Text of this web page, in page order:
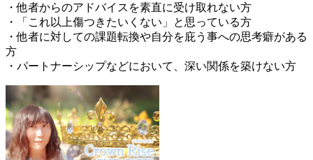
・他者からのアドバイスを素直に受け取れない方
・「これ以上傷つきたいくない」と思っている方
・他者に対しての課題転換や自分を庇う事への思考癖がある
方
・パートナーシップなどにおいて、深い関係を築けない方